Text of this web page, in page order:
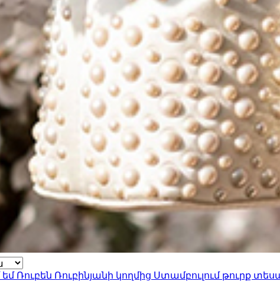
Ռուբինյանի կողմից Ստամբուլում թուրք